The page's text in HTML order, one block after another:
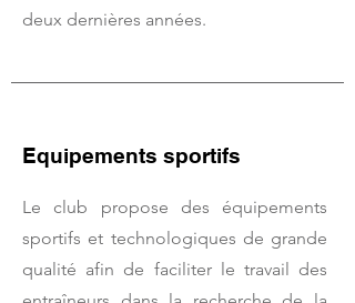
deux dernières années.
Equipements sportifs
Le club propose des équipements
sportifs et technologiques de grande
qualité afin de faciliter le travail des